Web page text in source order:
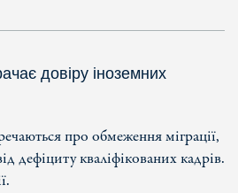
довіру іноземних
про обмеження міграції,
дефіциту кваліфікованих кадрів.